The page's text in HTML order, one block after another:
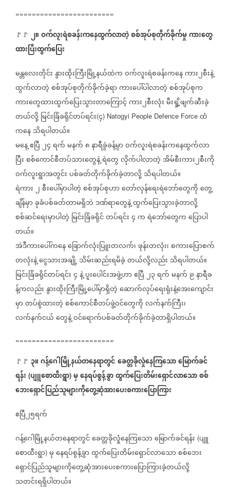
========================
🚩🚩 ၂။ဝက်လူးရဲစခန်းကနေထွက်လာတဲ့စစ်အုပ်စုတိုက်ခိုက်မှုကားတွေ
ထားပြီးထွက်ပြေး
မန္တလေးတိုင်းနွားထိုးကြီးမြို့နယ်ထဲကဝက်လူးရဲစခန်းကနေကား၂စီးနဲ့
ထွက်လာတဲ့စစ်အုပ်စုတိုက်ခိုက်ခဲ့ရာကားပေါ်ပါလာတဲ့စစ်အုပ်စုက
ကားတွေထားထွက်ပြေးသွားတာကြောင့်ကား၂စီးလုံးမီးရှို့ဖျက်ဆီးခဲ့
တယ်လို့မြင်းခြံခရိုင်တပ်ရင်း(၄) Natogyi People Defence Force ထံ
ကနေသိရပါတယ်။
မနေ့ဧပြီ၂၄ရက်မနက်၈နာရီခွဲခန့်မှာဝက်လူးရဲစခန်းကနေထွက်လာ
ပြီးစစ်ကောင်စီတပ်သားတွေနဲ့ရဲတွေလိုက်ပါလာတဲ့အိမ်စီးကား၂စီးကို
ဝက်လူးရွာအတွင်းပစ်ခတ်တိုက်ခိုက်ခဲ့တာလို့သိရပါတယ်။
ရဲကား၂စီးပေါ်မှာပါတဲ့စစ်အုပ်စုဟာတော်လှန်ရေးရဲဘော်တွေကိုတွေ့
ချိန်မှာခုခံပစ်ခတ်တာမရှိဘဲဒဏ်ရာတွေနဲ့ထွက်ပြေးသွားခဲ့တာလို့
စစ်ဆင်ရေးမှာပါတဲ့ မြင်းခြံခရိုင်တပ်ရင်း၄ကရဲဘော်တွေကပြောပါ
တယ်။
အဲဒီကားပေါ်ကနေခြောက်လုံးပြူးတလက်၊ဖုန်းတလုံး၊စကားပြောစက်
တလုံးနဲ့ငွေသားအချို့သိမ်းဆည်းရမိခဲ့တယ်လို့လည်း သိရပါတယ်။
မြင်းခြံခရိုင်တပ်ရင်း၄နဲ့ပူးပေါင်းအဖွဲ့ဟာဧပြီ၂၃ရက်မနက် ၉နာရီခ
န့်ကလည်းနွားထိုးကြီးမြို့ပေါ်မှာရှိတဲ့ဆောက်လုပ်ရေးရုံးနဲ့အေးကျောင်း
မှာတပ်စွဲထားတဲ့စစ်ကောင်စီတပ်ဖွဲ့ဝင်တွေကိုလက်နက်ကြီး၊
လက်နက်ငယ်တွေနဲ့ဝင်ရောက်ပစ်ခတ်တိုက်ခိုက်ခဲ့တာရှိပါတယ်။
========================
🚩🚩 ၃။ဂန့်ဂေါမြို့နယ်တနေရာတွင်ခေတ္တခိုလှုံနေကြသောမြောက်ခင်
ရန်း (ပျူစောထီးရွာ) မှနေရပ်စွန့်ခွာထွက်ပြေးတိမ်းရှောင်လာသောစစ်
ဘေးရှောင်ပြည်သူများကိုတွေ့ဆုံအားပေးစကားပြောကြား
ဧပြီ၂၅ရက်
ဂန့်ဂေါမြို့နယ်တနေရာတွင်ခေတ္တခိုလှုံနေကြသောမြောက်ခင်ရန်း (ပျူ
စောထီးရွာ) မှနေရပ်စွန့်ခွာထွက်ပြေးတိမ်းရှောင်လာသောစစ်ဘေး
ရှောင်ပြည်သူများကိုတွေ့ဆုံအားပေးစကားပြောကြားခဲ့တယ်လို့
သတင်းရရှိပါတယ်။